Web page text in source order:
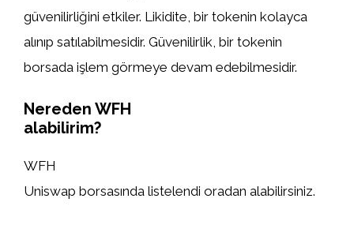
güvenilirliğini etkiler. Likidite, bir tokenin kolayca
alınıp satılabilmesidir. Güvenilirlik, bir tokenin
borsada işlem görmeye devam edebilmesidir.
Nereden WFH
alabilirim?
WFH
Uniswap borsasında listelendi oradan alabilirsiniz.